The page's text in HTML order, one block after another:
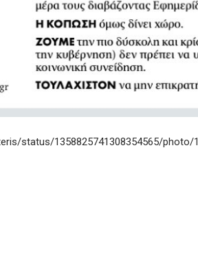
status/1358825741308354565/photo/1